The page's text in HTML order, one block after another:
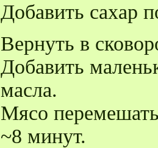
Добавить сахар
Вернуть в
Добавить
масла.
Мясо
~8 минут.